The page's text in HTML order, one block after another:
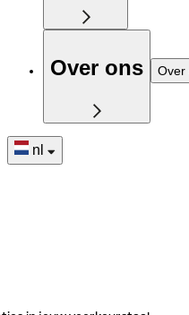
Over ons Over
nl